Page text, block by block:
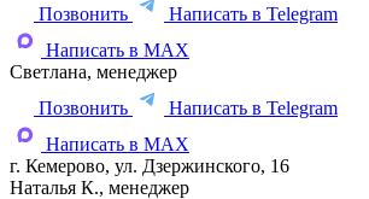
Позвонить
Написать в Telegram
Написать в MAX
Светлана, менеджер
Позвонить
Написать в Telegram
Написать в MAX
г. Кемерово, ул. Дзержинского, 16
Наталья К., менеджер